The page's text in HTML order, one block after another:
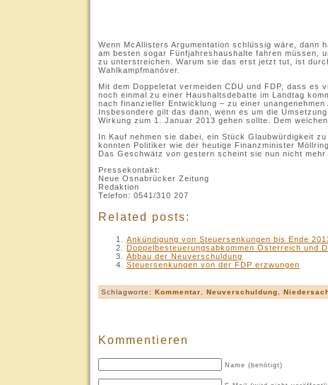
Wenn McAllisters Argumentation schlüssig wäre, dann
am besten sogar Fünfjahreshaushalte fahren müssen,
zu unterstreichen. Warum sie das erst jetzt tut, ist
Wahlkampfmanöver.
Mit dem Doppeletat vermeiden CDU und FDP, dass es
noch einmal zu einer Haushaltsdebatte im Landtag
nach finanzieller Entwicklung – zu einer unangenehmen
Insbesondere gilt das dann, wenn es um die
Wirkung zum 1. Januar 2013 gehen sollte. Dem
In Kauf nehmen sie dabei, ein Stück Glaubwürdigkeit
konnten Politiker wie der heutige Finanzminister
Das Geschwätz von gestern scheint sie nun nicht mehr
Pressekontakt:
Neue Osnabrücker Zeitung
Redaktion
Telefon: 0541/310 207
Related posts:
Ankündigung von Steuersenkungen bis Ende
Doppelbesteuerungsabkommen Österreich und
Abbau der Neuverschuldung
Steuersenkungen von der FDP erzwungen
Schlagworte: Kommentar Neuverschuldung
Kommentieren
Name (benötigt)